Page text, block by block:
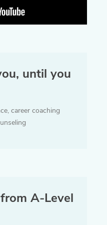
until you
career coaching
A-Level